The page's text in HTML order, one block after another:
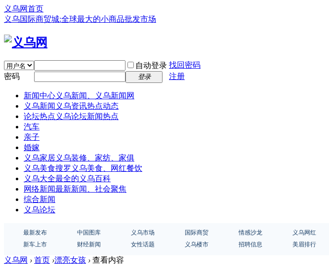
义乌网首页
义乌国际商贸城:全球最大的小商品批发市场
自动登录 找回密码
密码
登录 注册
新闻中心义乌新闻、义乌新闻网
义乌新闻 义乌资讯热点动态
论坛热点 义乌论坛新闻热点
汽车
亲子
婚嫁
义乌家居义乌装修、家纺、家俱
义乌美食搜罗义乌美食、网红餐饮
义乌大全最全的义乌百科
网络新闻最新新闻、社会聚焦
综合新闻
义乌论坛
最新发布 中国图库 义乌市场 国际商贸 情感沙龙 义乌网红
新车上市
财经新闻 女性话题 义乌楼市 招聘信息 美眉排行
义乌网 › 首页 ›漂亮女孩 › 查看内容